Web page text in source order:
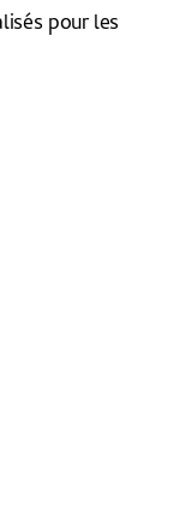
pour les